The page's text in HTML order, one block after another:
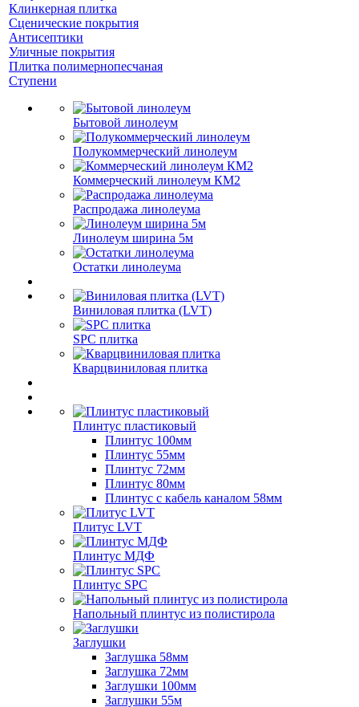
Клинкерная плитка
Сценические покрытия
Антисептики
Уличные покрытия
Плитка полимернопесчаная
Ступени
Бытовой линолеум
Полукоммерческий линолеум
Коммерческий линолеум КМ2
Распродажа линолеума
Линолеум ширина 5м
Остатки линолеума
Виниловая плитка (LVT)
SPC плитка
Кварцвиниловая плитка
Плинтус пластиковый
Плинтус 100мм
Плинтус 55мм
Плинтус 72мм
Плинтус 80мм
Плинтус с кабель каналом 58мм
Плитус LVT
Плинтус МДФ
Плинтус SPC
Напольный плинтус из полистирола
Заглушки
Заглушка 58мм
Заглушка 72мм
Заглушки 100мм
Заглушки 55м